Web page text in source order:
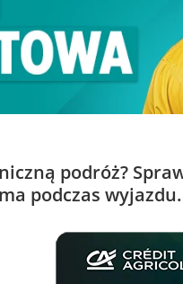
podróż?
podczas wyjazdu.